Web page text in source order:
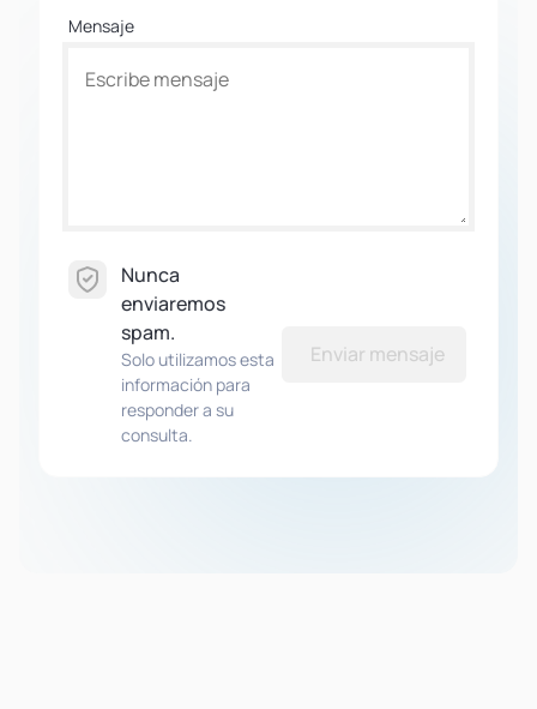
Mensaje
Nunca
enviaremos
spam.
Solo utilizamos esta
información para
responder a su
consulta.
Enviar mensaje